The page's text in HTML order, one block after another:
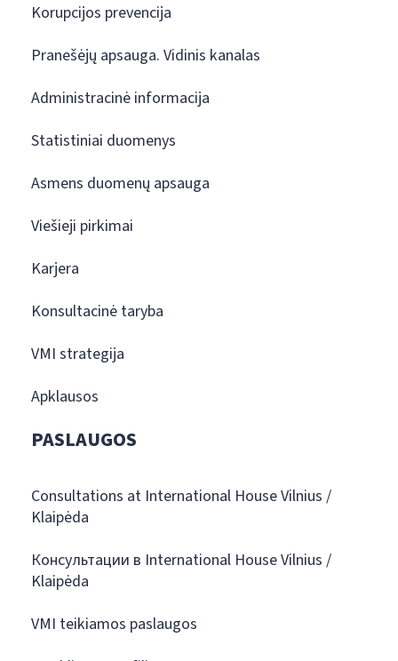
Korupcijos prevencija
Pranešėjų apsauga. Vidinis kanalas
Administracinė informacija
Statistiniai duomenys
Asmens duomenų apsauga
Viešieji pirkimai
Karjera
Konsultacinė taryba
VMI strategija
Apklausos
PASLAUGOS
Consultations at International House Vilnius /
Klaipėda
Консультации в International House Vilnius /
Klaipėda
VMI teikiamos paslaugos